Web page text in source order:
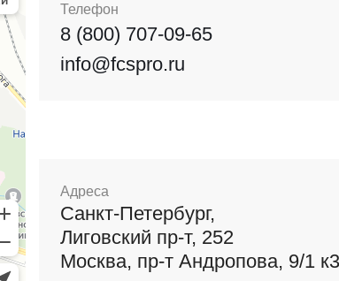
Адреса
Санкт-Петербург,
Лиговский пр-т, 252
Москва, пр-т Андропова, 9/1 к3
Телефон
8 (800) 707-09-65
info@fcspro.ru